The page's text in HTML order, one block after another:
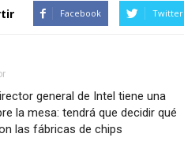
Facebook Twitter
general de Intel tiene una
la mesa: tendrá que decidir qué
las fábricas de chips